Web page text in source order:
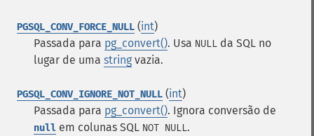
PGSQL_CONV_FORCE_NULL (int)
Passada para pg_convert(). Usa NULL da SQL no
lugar de uma string vazia.
PGSQL_CONV_IGNORE_NOT_NULL (int)
Passada para pg_convert(). Ignora conversão de
null em colunas SQL NOT NULL.